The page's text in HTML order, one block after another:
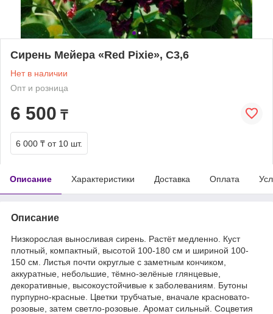
Сирень Мейера «Red Pixie», С3,6
Нет в наличии
Опт и розница
6 500 ₸
6 000 ₸ от 10 шт.
Описание Характеристики Доставка Оплата
Описание
Низкорослая выносливая сирень. Растёт медленно. Куст
плотный, компактный, высотой 100-180 см и шириной 100-
150 см. Листья почти округлые с заметным кончиком,
аккуратные, небольшие, тёмно-зелёные глянцевые,
декоративные, высокоустойчивые к заболеваниям. Бутоны
пурпурно-красные. Цветки трубчатые, вначале красновато-
розовые, затем светло-розовые. Аромат сильный. Соцветия